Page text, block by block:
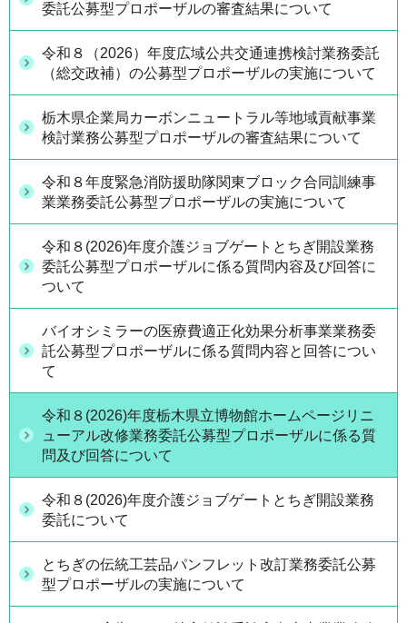
委託公募型プロポーザルの審査結果について
令和８（2026）年度広域公共交通連携検討業務委託
（総交政補）の公募型プロポーザルの実施について
栃木県企業局カーボンニュートラル等地域貢献事業
検討業務公募型プロポーザルの審査結果について
令和８年度緊急消防援助隊関東ブロック合同訓練事
業業務委託公募型プロポーザルの実施について
令和８(2026)年度介護ジョブゲートとちぎ開設業務
委託公募型プロポーザルに係る質問内容及び回答に
ついて
バイオシミラーの医療費適正化効果分析事業業務委
託公募型プロポーザルに係る質問内容と回答につい
て
令和８(2026)年度栃木県立博物館ホームページリニ
ューアル改修業務委託公募型プロポーザルに係る質
問及び回答について
令和８(2026)年度介護ジョブゲートとちぎ開設業務
委託について
とちぎの伝統工芸品パンフレット改訂業務委託公募
型プロポーザルの実施について